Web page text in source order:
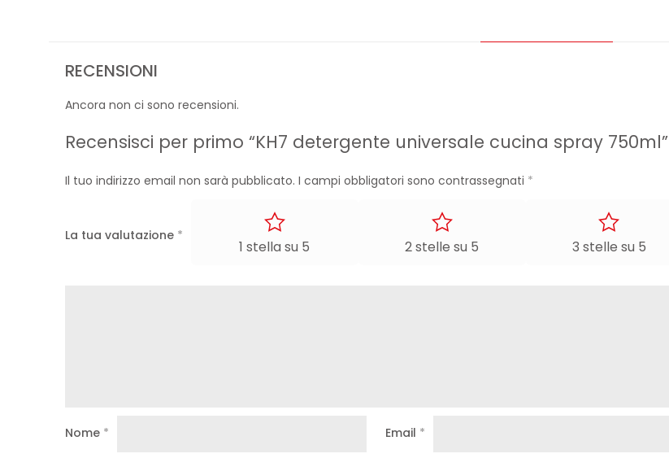
RECENSIONI
Ancora non ci sono recensioni.
Recensisci per primo “KH7 detergente universale cucina spray 750ml”
Il tuo indirizzo email non sarà pubblicato. I campi obbligatori sono contrassegnati *
La tua valutazione *
1 stella su 5 2 stelle su 5 3 stelle su 5
Nome * Email *